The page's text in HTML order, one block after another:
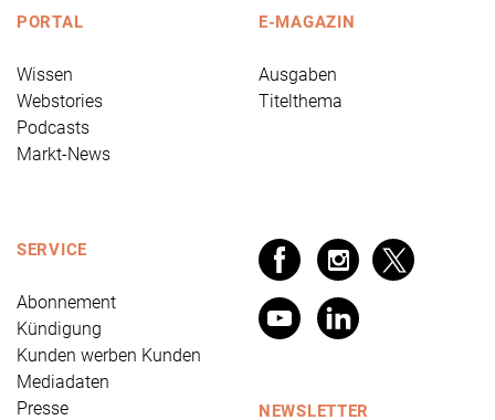
PORTAL
Wissen
Webstories
Podcasts
Markt-News
E-MAGAZIN
Ausgaben
Titelthema
SERVICE
Abonnement
Kündigung
Kunden werben Kunden
Mediadaten
Presse
NEWSLETTER